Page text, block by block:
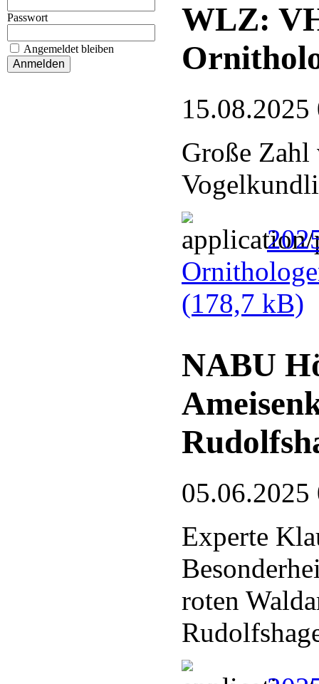
Passwort
Angemeldet bleiben
WLZ:
15.08.2025
Große Zahl
(178,7 kB)
NABU
05.06.2025
Experte
roten